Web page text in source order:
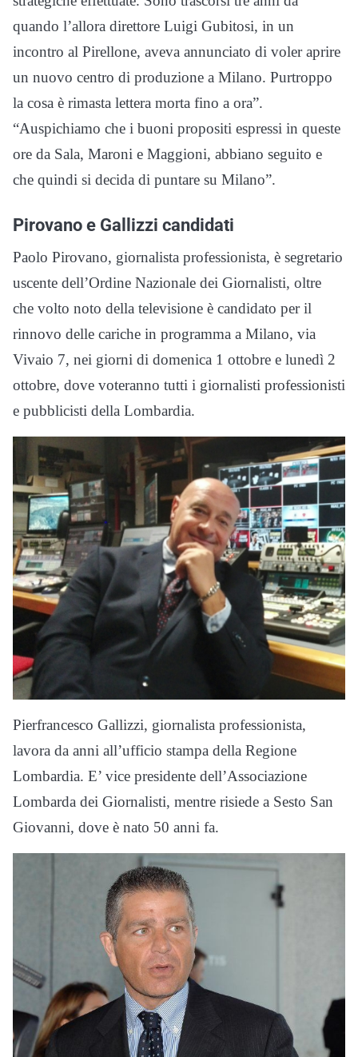
quando l’allora direttore Luigi Gubitosi, in un
incontro al Pirellone, aveva annunciato di voler aprire
un nuovo centro di produzione a Milano. Purtroppo
la cosa è rimasta lettera morta fino a ora”.
“Auspichiamo che i buoni propositi espressi in queste
ore da Sala, Maroni e Maggioni, abbiano seguito e
che quindi si decida di puntare su Milano”.
Pirovano e Gallizzi candidati
Paolo Pirovano, giornalista professionista, è segretario
uscente dell’Ordine Nazionale dei Giornalisti, oltre
che volto noto della televisione è candidato per il
rinnovo delle cariche in programma a Milano, via
Vivaio 7, nei giorni di domenica 1 ottobre e lunedì 2
ottobre, dove voteranno tutti i giornalisti professionisti
e pubblicisti della Lombardia.
Pierfrancesco Gallizzi, giornalista professionista,
lavora da anni all’ufficio stampa della Regione
Lombardia. E’ vice presidente dell’Associazione
Lombarda dei Giornalisti, mentre risiede a Sesto San
Giovanni, dove è nato 50 anni fa.